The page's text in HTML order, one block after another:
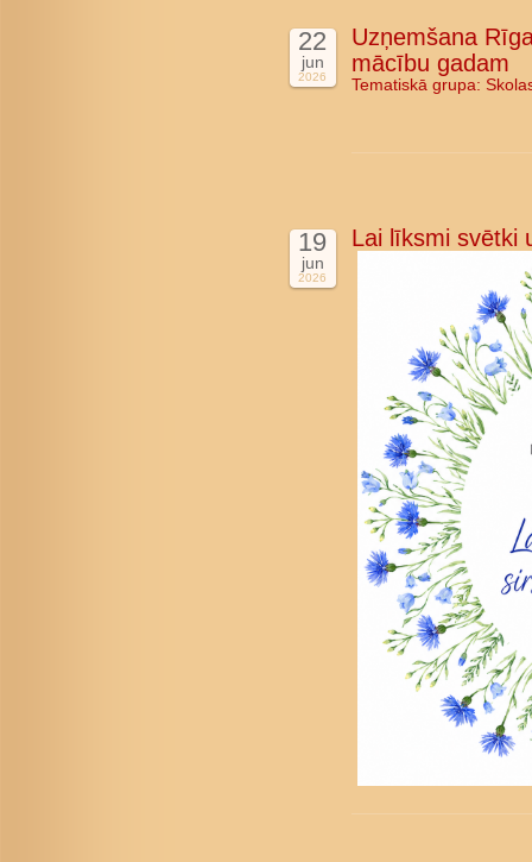
22
jun
2026
Uzņemšana
mācību gadam
Tematiskā grupa:
19
jun
2026
Lai līksmi svētki